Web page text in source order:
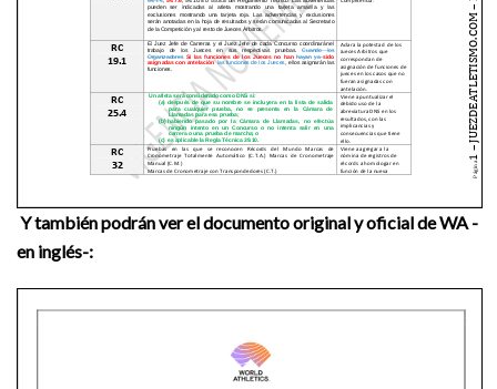
Y también podrán ver el documento original y oficial de WA -
en inglés-: